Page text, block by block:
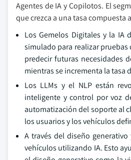
Agentes de IA y Copilotos. El
que crezca a una tasa compuesta
Los Gemelos Digitales y la
simulado para realizar
predecir futuras necesidades
mientras se incrementa la tasa
Los LLMs y el NLP están
inteligente y control por voz
automatización del soporte al
los usuarios y los vehículos
A través del diseño
vehículos utilizando IA. Esto